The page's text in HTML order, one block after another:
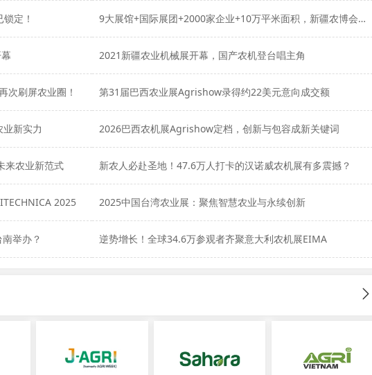
定！ 9大展馆+国际展团+2000家企业+10万平米面积，新疆农博会蓄势待发！
2021新疆农业机械展开幕，国产农机登台唱主角
次刷屏农业圈！ 第31届巴西农业展Agrishow录得约22美元意向成交额
新实力 2026巴西农机展Agrishow定档，创新与包容成新关键词
来农业新范式 新农人必赴圣地！47.6万人打卡的汉诺威农机展有多震撼？
2025 2025中国台湾农业展：聚焦智慧农业与永续创新
举办？ 逆势增长！全球34.6万参观者齐聚意大利农机展EIMA